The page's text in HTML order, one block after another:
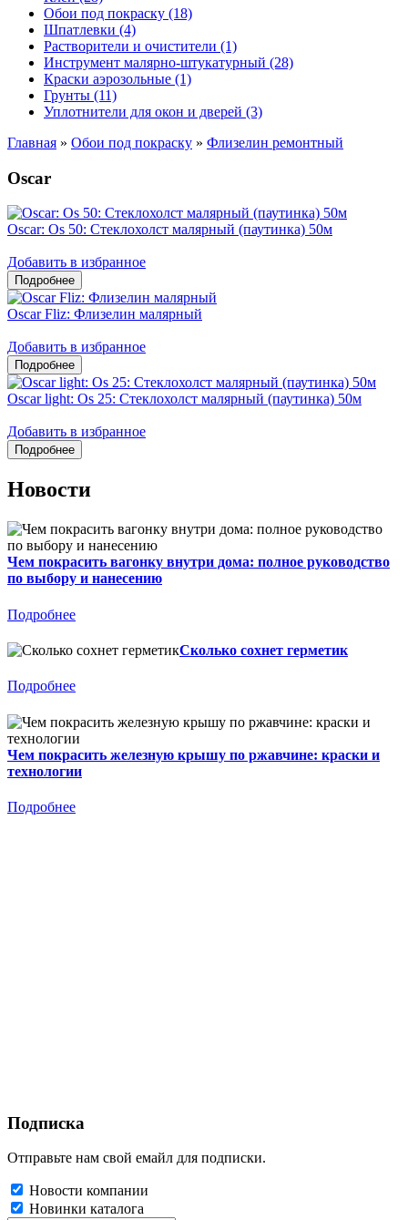
Обои под покраску (18)
Шпатлевки (4)
Растворители и очистители (1)
Инструмент малярно-штукатурный (28)
Краски аэрозольные (1)
Грунты (11)
Уплотнители для окон и дверей (3)
Главная » Обои под покраску » Флизелин ремонтный
Oscar
Oscar: Os 50: Стеклохолст малярный (паутинка) 50м
Добавить в избранное
Oscar Fliz: Флизелин малярный
Добавить в избранное
Oscar light: Os 25: Стеклохолст малярный (паутинка) 50м
Добавить в избранное
Новости
Чем покрасить вагонку внутри дома: полное руководство
по выбору и нанесению
Подробнее
Сколько сохнет герметик
Подробнее
Чем покрасить железную крышу по ржавчине: краски и
технологии
Подробнее
Подписка
Отправьте нам свой емайл для подписки.
Новости компании
Новинки каталога